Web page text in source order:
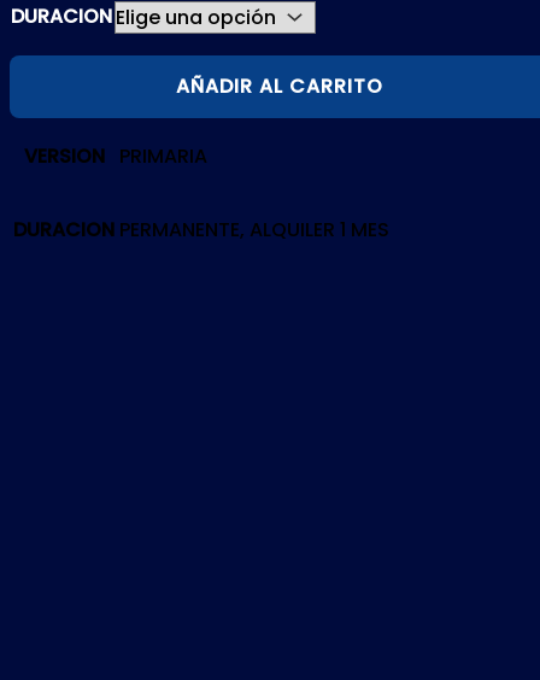
DURACION
MONSTER
cantidad
AÑADIR AL CARRITO
VERSION PRIMARIA
DURACION PERMANENTE, ALQUILER 1 MES